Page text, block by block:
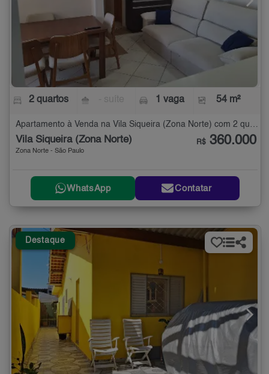
2 quartos 1 vaga 54 m²
Apartamento à Venda na Vila Siqueira (Zona Norte) com 2 quartos - 54 m²
Vila Siqueira (Zona Norte)
Zona Norte - São Paulo
R$ 360.000
WhatsApp Contatar
Destaque